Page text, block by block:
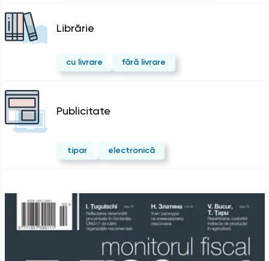
Librărie
cu livrare fără livrare
Publicitate
tipar electronică